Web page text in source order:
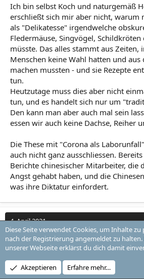
Ich bin selbst Koch und naturgemäß
erschließt sich mir aber nicht, warum
als "Delikatesse" irgendwelche
Fledermäuse, Singvögel, Schildkröten
müsste. Das alles stammt aus Zeiten,
Menschen keine Wahl hatten und aus
machen mussten - und sie Rezepte
tun.
Heutzutage muss dies aber nicht
tun, und es handelt sich nur um
Den kann man aber auch mal sein
essen wir auch keine Dachse, Reiher
Die These mit "Corona als
auch nicht ganz ausschliessen.
Berichte chinesischer Mitarbeiter, die
Angst gehabt haben, und die
was ihre Diktatur einfordert.
4. April 2021
Lupo
Ritter Kadosch
Diese Seite verwendet Cookies, um Inhalte
nach der Registrierung angemeldet zu
unserer Webseite erklärst du dich damit
Akzeptieren Erfahre mehr…